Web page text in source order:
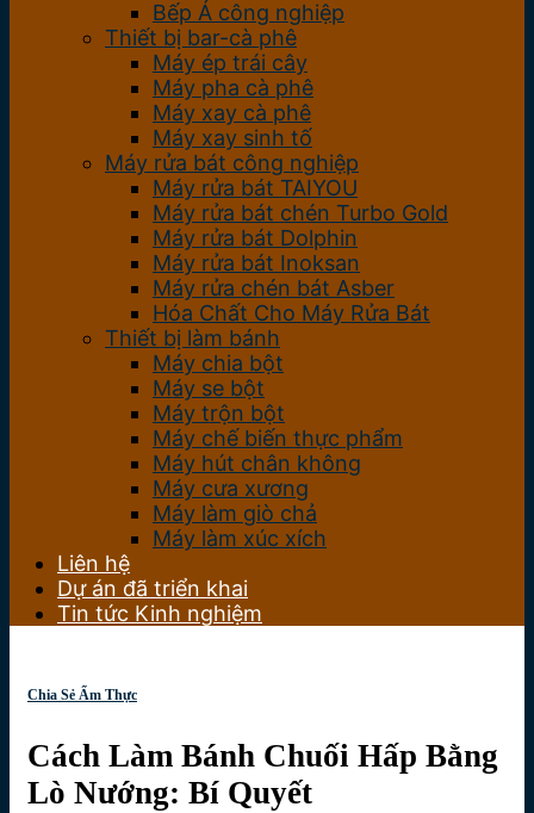
Bếp Á công nghiệp
Thiết bị bar-cà phê
Máy ép trái cây
Máy pha cà phê
Máy xay cà phê
Máy xay sinh tố
Máy rửa bát công nghiệp
Máy rửa bát TAIYOU
Máy rửa bát chén Turbo Gold
Máy rửa bát Dolphin
Máy rửa bát Inoksan
Máy rửa chén bát Asber
Hóa Chất Cho Máy Rửa Bát
Thiết bị làm bánh
Máy chia bột
Máy se bột
Máy trộn bột
Máy chế biến thực phẩm
Máy hút chân không
Máy cưa xương
Máy làm giò chả
Máy làm xúc xích
Liên hệ
Dự án đã triển khai
Tin tức Kinh nghiệm
Chia Sẻ Ẩm Thực
Cách Làm Bánh Chuối Hấp Bằng
Lò Nướng: Bí Quyết